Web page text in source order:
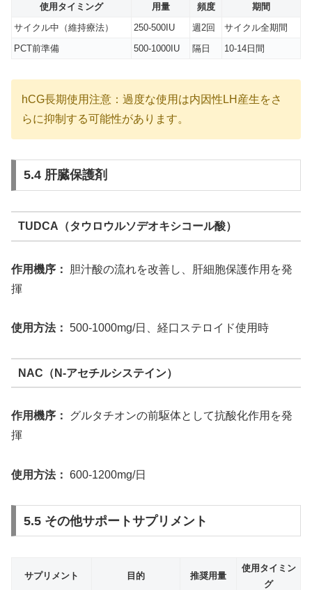
使用タイミング 用量 頻度
期間
サイクル中（維持療法）
250-500IU 週2回
サイクル全期間
PCT前準備
500-1000IU 隔日 10-14日間
hCG長期使用注意：過度な使用は内因性LH産生をさ
らに抑制する可能性があります。
5.4 肝臓保護剤
TUDCA（タウロウルソデオキシコール酸）
作用機序：
胆汁酸の流れを改善し、肝細胞保護作用を発
揮
使用方法： 500-1000mg/日、経口ステロイド使用時
NAC（N-アセチルシステイン）
作用機序：
グルタチオンの前駆体として抗酸化作用を発
揮
使用方法： 600-1200mg/日
5.5 その他サポートサプリメント
サプリメント 目的 推奨用量
使用タイミン
グ